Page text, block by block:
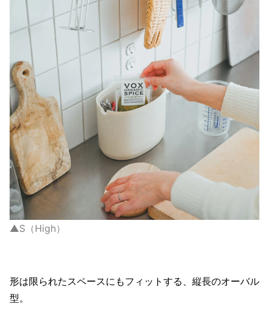
▲S（High）
形は限られたスペースにもフィットする、縦長のオーバル
型。